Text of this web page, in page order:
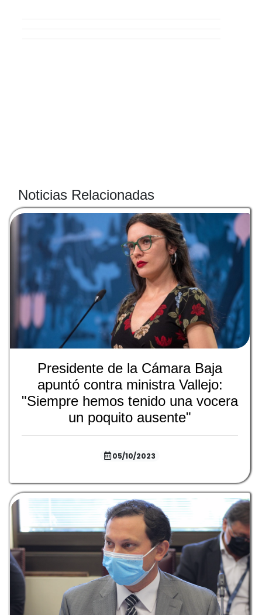
Noticias Relacionadas
Presidente de la Cámara Baja
apuntó contra ministra Vallejo:
"Siempre hemos tenido una vocera
un poquito ausente"
05/10/2023